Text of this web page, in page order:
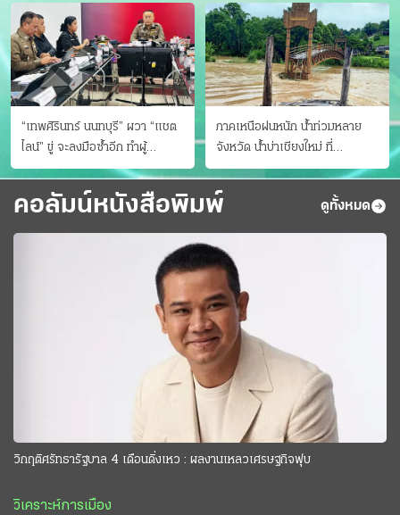
“เทพศิรินทร์ นนทบุรี” ผวา “แชต
ไลน์” ขู่ จะลงมือซ้ำอีก ทําผู้
ปกครองแตกตื่นแจ้งตำรวจ
ภาคเหนือฝนหนัก น้ำท่วมหลาย
จังหวัด นํ้าบ่าเชียงใหม่ ที่
แม่ฮ่องสอน ซัดสะพานขาด
คอลัมน์หนังสือพิมพ์ ดูทั้งหมด
วิกฤติศรัทธารัฐบาล 4 เดือนดิ่งเหว : ผลงานเหลวเศรษฐกิจฟุบ
วิเคราะห์การเมือง